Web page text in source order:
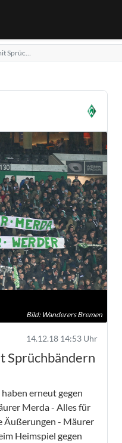
Mäurer!
Bild: Wanderers Bremen
14.12.18 14:53 Uhr
Sprüchbändern
erneut gegen
Merda - Alles für
Äußerungen - Mäurer
Heimspiel gegen